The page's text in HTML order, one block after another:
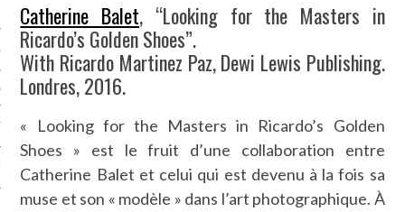
EN VOD
Catherine Balet, “Looking for the Masters in
Ricardo’s Golden Shoes”.
With Ricardo Martinez Paz, Dewi Lewis Publishing.
Londres, 2016.
« Looking for the Masters in Ricardo’s Golden
Shoes » est le fruit d’une collaboration entre
Catherine Balet et celui qui est devenu à la fois sa
muse et son « modèle » dans l’art photographique. À